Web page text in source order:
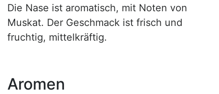
Die Nase ist aromatisch, mit Noten von
Muskat. Der Geschmack ist frisch und
fruchtig, mittelkräftig.
Aromen